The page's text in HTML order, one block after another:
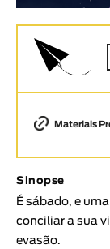
Animar
< / >
Animação
Experimental
Documentário
Materiais
Sinopse
É sábado, e
conciliar a sua
evasão.